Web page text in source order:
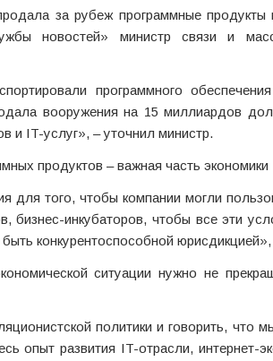
за рубеж программные
новостей» министр связи и
программного
вооружения на 15 миллиардов
и IT-услуг», – уточнил министр.
продуктов – важная часть
для того, чтобы компании могли
бизнес-инкубаторов, чтобы все эти
конкурентоспособной
ситуации нужно не
политики и говорить, что
опыт развития IT-отрасли, интернет-